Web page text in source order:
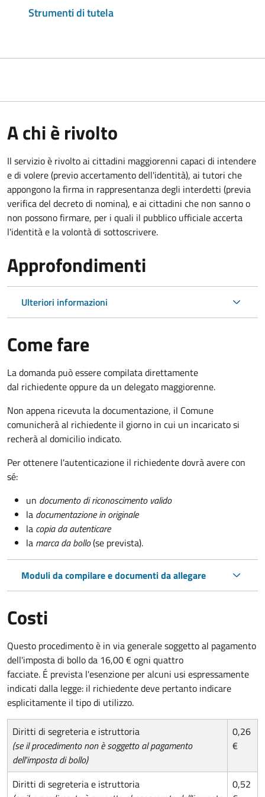
Strumenti di tutela
A chi è rivolto
Il servizio è rivolto ai cittadini maggiorenni capaci di intendere
e di volere (previo accertamento dell'identità), ai tutori che
appongono la firma in rappresentanza degli interdetti (previa
verifica del decreto di nomina), e ai cittadini che non sanno o
non possono firmare, per i quali il pubblico ufficiale accerta
l'identità e la volontà di sottoscrivere.
Approfondimenti
Ulteriori informazioni
Come fare
La domanda può essere compilata direttamente
dal richiedente oppure da un delegato maggiorenne.
Non appena ricevuta la documentazione, il Comune
comunicherà al richiedente il giorno in cui un incaricato si
recherà al domicilio indicato.
Per ottenere l'autenticazione il richiedente dovrà avere con
sé:
un documento di riconoscimento valido
la documentazione in originale
la copia da autenticare
la marca da bollo(se prevista).
Moduli da compilare e documenti da allegare
Costi
Questo procedimento è in via generale soggetto al pagamento
dell'imposta di bollo da 16,00 € ogni quattro
facciate. É prevista l'esenzione per alcuni usi espressamente
indicati dalla legge: il richiedente deve pertanto indicare
esplicitamente il tipo di utilizzo.
Diritti di segreteria e istruttoria
(se il procedimento non è soggetto al pagamento
dell'imposta di bollo)
0,26
€
Diritti di segreteria e istruttoria
0,52